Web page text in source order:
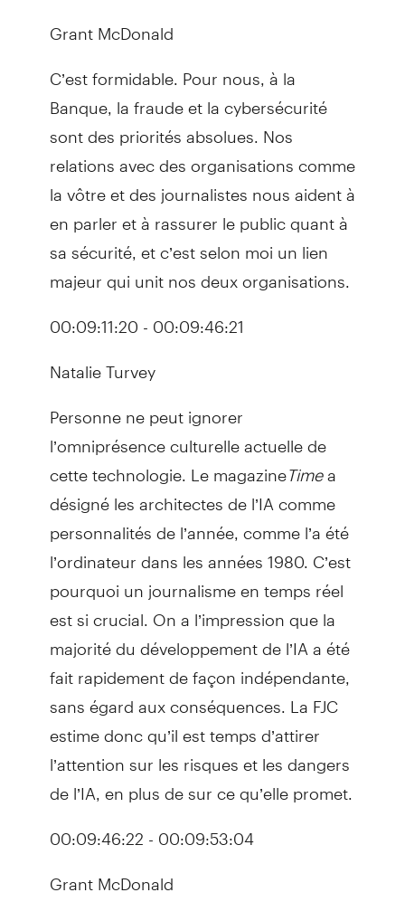
Grant McDonald
C’est formidable. Pour nous, à la
Banque, la fraude et la cybersécurité
sont des priorités absolues. Nos
relations avec des organisations comme
la vôtre et des journalistes nous aident à
en parler et à rassurer le public quant à
sa sécurité, et c’est selon moi un lien
majeur qui unit nos deux organisations.
00:09:11:20 - 00:09:46:21
Natalie Turvey
Personne ne peut ignorer
l’omniprésence culturelle actuelle de
cette technologie. Le magazineTimea
désigné les architectes de l’IA comme
personnalités de l’année, comme l’a été
l’ordinateur dans les années 1980. C’est
pourquoi un journalisme en temps réel
est si crucial. On a l’impression que la
majorité du développement de l’IA a été
fait rapidement de façon indépendante,
sans égard aux conséquences. La FJC
estime donc qu’il est temps d’attirer
l’attention sur les risques et les dangers
de l’IA, en plus de sur ce qu’elle promet.
00:09:46:22 - 00:09:53:04
Grant McDonald